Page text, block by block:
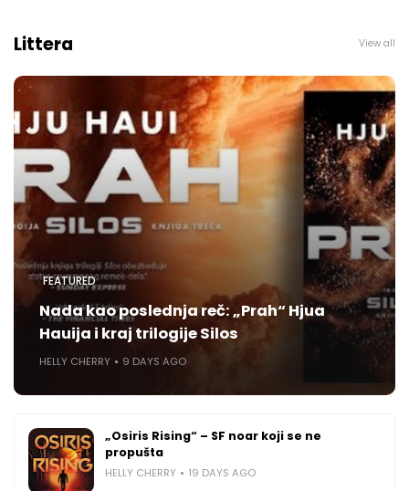
Littera View all
FEATURED
Nada kao poslednja reč: „Prah“ Hjua
Hauija i kraj trilogije Silos
HELLY CHERRY 9 DAYS AGO
„Osiris Rising“ – SF noar koji se ne
propušta
HELLY CHERRY 19 DAYS AGO